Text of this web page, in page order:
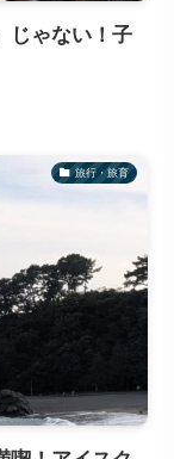
じゃない！子
旅行・旅育